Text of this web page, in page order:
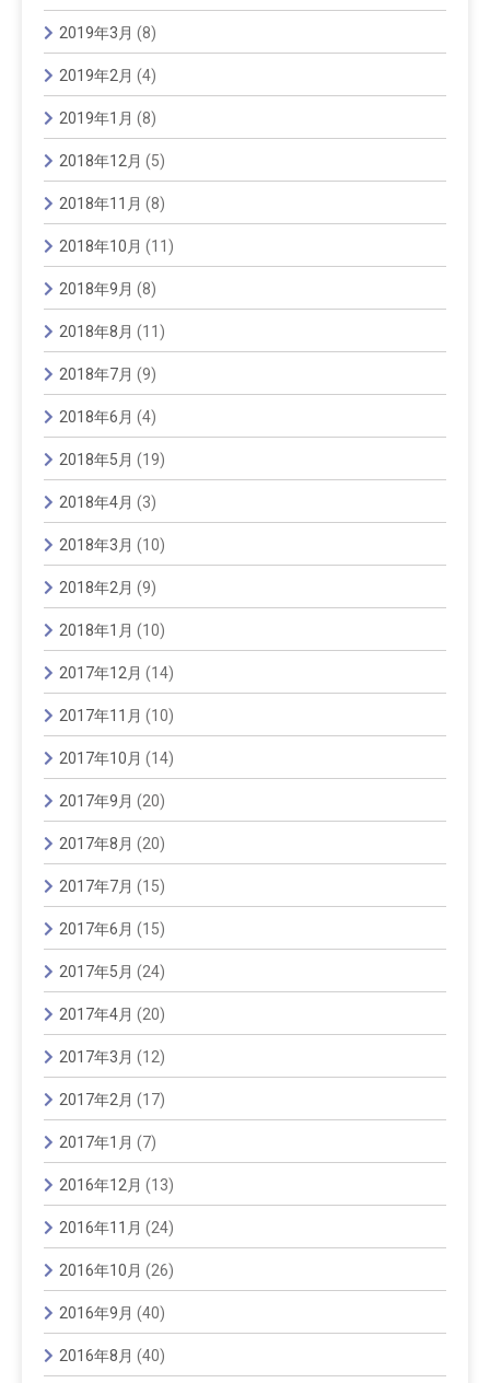
2019年3月 (8)
2019年2月 (4)
2019年1月 (8)
2018年12月 (5)
2018年11月 (8)
2018年10月 (11)
2018年9月 (8)
2018年8月 (11)
2018年7月 (9)
2018年6月 (4)
2018年5月 (19)
2018年4月 (3)
2018年3月 (10)
2018年2月 (9)
2018年1月 (10)
2017年12月 (14)
2017年11月 (10)
2017年10月 (14)
2017年9月 (20)
2017年8月 (20)
2017年7月 (15)
2017年6月 (15)
2017年5月 (24)
2017年4月 (20)
2017年3月 (12)
2017年2月 (17)
2017年1月 (7)
2016年12月 (13)
2016年11月 (24)
2016年10月 (26)
2016年9月 (40)
2016年8月 (40)